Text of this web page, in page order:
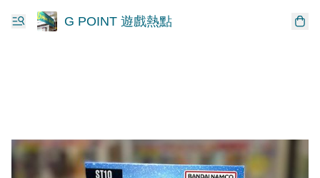
G POINT 遊戲熱點